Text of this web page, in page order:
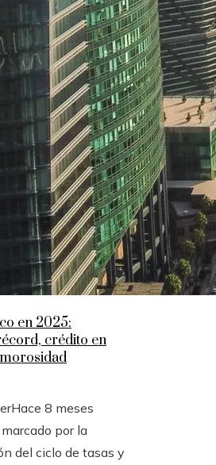
en 2025:
crédito en
Hace 8 meses
por la
del ciclo de tasas y